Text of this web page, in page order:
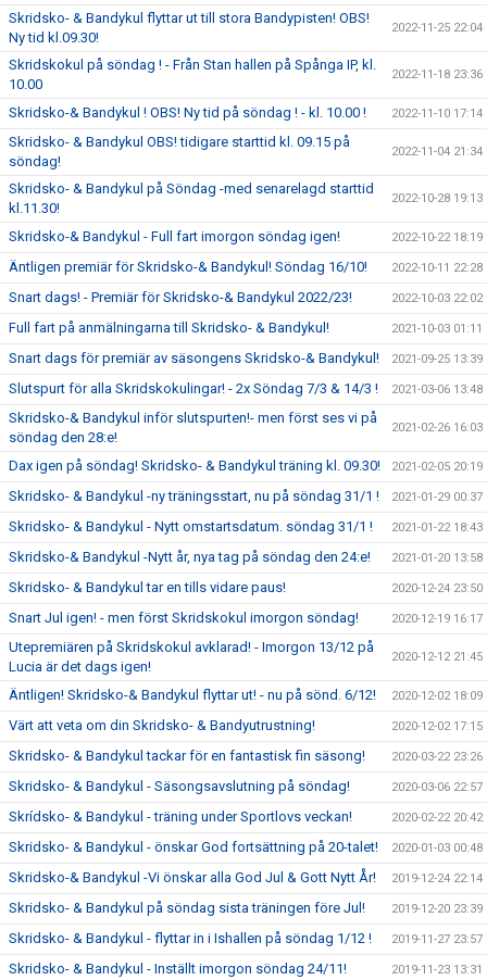
Skridsko- & Bandykul flyttar ut till stora Bandypisten! OBS!
Ny tid kl.09.30!
2022-11-25 22:04
Skridskokul på söndag ! - Från Stan hallen på Spånga IP, kl.
10.00
2022-11-18 23:36
Skridsko-& Bandykul ! OBS! Ny tid på söndag ! - kl. 10.00 ! 2022-11-10 17:14
Skridsko- & Bandykul OBS! tidigare starttid kl. 09.15 på
söndag!
2022-11-04 21:34
Skridsko- & Bandykul på Söndag -med senarelagd starttid
kl.11.30!
2022-10-28 19:13
Skridsko-& Bandykul - Full fart imorgon söndag igen! 2022-10-22 18:19
Äntligen premiär för Skridsko-& Bandykul! Söndag 16/10! 2022-10-11 22:28
Snart dags! - Premiär för Skridsko-& Bandykul 2022/23! 2022-10-03 22:02
Full fart på anmälningarna till Skridsko- & Bandykul! 2021-10-03 01:11
Snart dags för premiär av säsongens Skridsko-& Bandykul! 2021-09-25 13:39
Slutspurt för alla Skridskokulingar! - 2x Söndag 7/3 & 14/3 ! 2021-03-06 13:48
Skridsko-& Bandykul inför slutspurten!- men först ses vi på
söndag den 28:e!
2021-02-26 16:03
Dax igen på söndag! Skridsko- & Bandykul träning kl. 09.30! 2021-02-05 20:19
Skridsko- & Bandykul -ny träningsstart, nu på söndag 31/1 ! 2021-01-29 00:37
Skridsko- & Bandykul - Nytt omstartsdatum. söndag 31/1 ! 2021-01-22 18:43
Skridsko-& Bandykul -Nytt år, nya tag på söndag den 24:e! 2021-01-20 13:58
Skridsko- & Bandykul tar en tills vidare paus! 2020-12-24 23:50
Snart Jul igen! - men först Skridskokul imorgon söndag! 2020-12-19 16:17
Utepremiären på Skridskokul avklarad! - Imorgon 13/12 på
Lucia är det dags igen!
2020-12-12 21:45
Äntligen! Skridsko-& Bandykul flyttar ut! - nu på sönd. 6/12! 2020-12-02 18:09
Värt att veta om din Skridsko- & Bandyutrustning! 2020-12-02 17:15
Skridsko- & Bandykul tackar för en fantastisk fin säsong! 2020-03-22 23:26
Skridsko- & Bandykul - Säsongsavslutning på söndag! 2020-03-06 22:57
Skrídsko- & Bandykul - träning under Sportlovs veckan! 2020-02-22 20:42
Skridsko- & Bandykul - önskar God fortsättning på 20-talet! 2020-01-03 00:48
Skridsko-& Bandykul -Vi önskar alla God Jul & Gott Nytt År! 2019-12-24 22:14
Skridsko- & Bandykul på söndag sista träningen före Jul! 2019-12-20 23:39
Skridsko- & Bandykul - flyttar in i Ishallen på söndag 1/12 ! 2019-11-27 23:57
Skridsko- & Bandykul - Inställt imorgon söndag 24/11! 2019-11-23 13:31